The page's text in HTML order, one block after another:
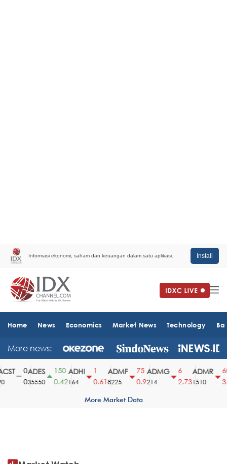
Informasi ekonomi, saham dan keuangan dalam satu aplikasi. Install
Home News Economics Market News Technology
More news:
ADES
35550
150
0.42
ADHI
164
0.61
ADMF
8225
75
0.9
ADMG
214
2.73
ADMR
1510
60
More Market Data